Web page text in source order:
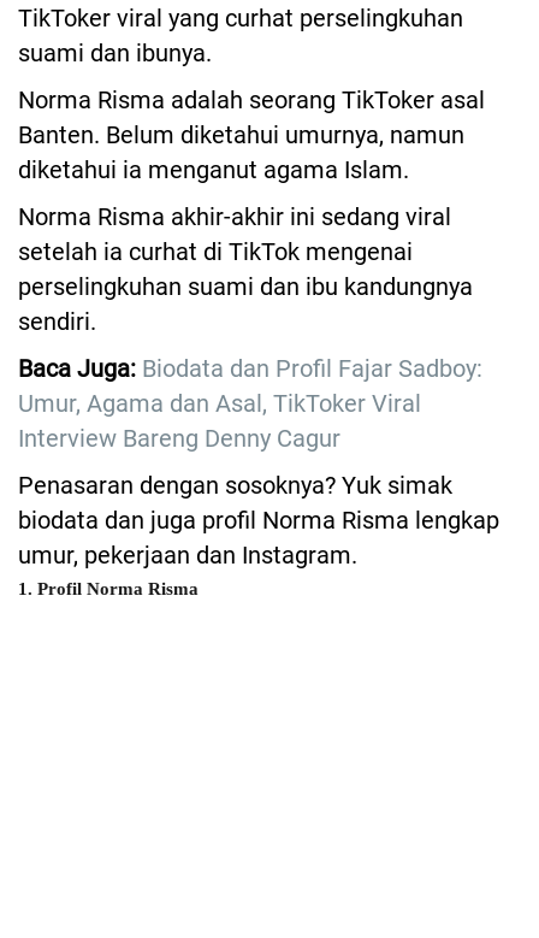
TikToker viral yang curhat perselingkuhan
suami dan ibunya.
Norma Risma adalah seorang TikToker asal
Banten. Belum diketahui umurnya, namun
diketahui ia menganut agama Islam.
Norma Risma akhir-akhir ini sedang viral
setelah ia curhat di TikTok mengenai
perselingkuhan suami dan ibu kandungnya
sendiri.
Baca Juga: Biodata dan Profil Fajar Sadboy:
Umur, Agama dan Asal, TikToker Viral
Interview Bareng Denny Cagur
Penasaran dengan sosoknya? Yuk simak
biodata dan juga profil Norma Risma lengkap
umur, pekerjaan dan Instagram.
1. Profil Norma Risma